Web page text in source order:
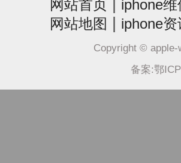
网站首页 iphone维
网站地图 iphone资
Copyright ©
备案:鄂